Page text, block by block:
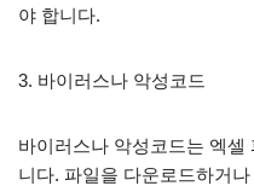
야 합니다.
3. 바이러스나 악성코드
바이러스나 악성코드는 엑셀
니다. 파일을 다운로드하거